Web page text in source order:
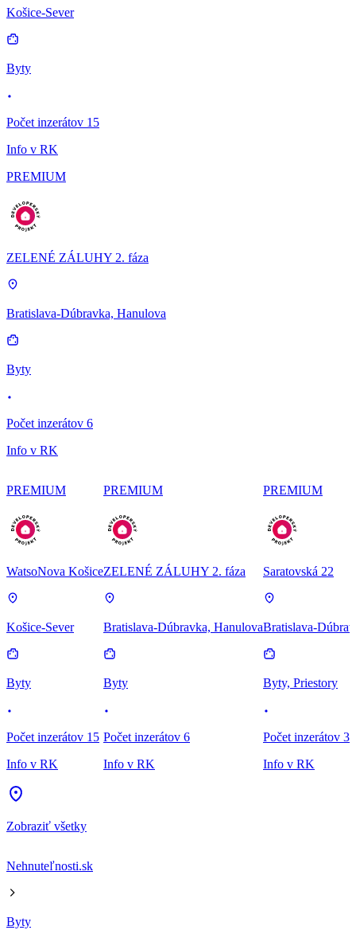
Košice-Sever
Byty
Počet inzerátov 15
Info v RK
PREMIUM
ZELENÉ ZÁLUHY 2. fáza
Bratislava-Dúbravka, Hanulova
Byty
Počet inzerátov 6
Info v RK
PREMIUM
WatsoNova Košice
Košice-Sever
Byty
Počet inzerátov 15
Info v RK
PREMIUM
ZELENÉ ZÁLUHY 2. fáza
Bratislava-Dúbravka, Hanulova
Byty
Počet inzerátov 6
Info v RK
PREMIUM
Saratovská 22
Bratislava-
Byty, Priestory
Počet inzerátov 3
Info v RK
Zobraziť všetky
Nehnuteľnosti.sk
Byty